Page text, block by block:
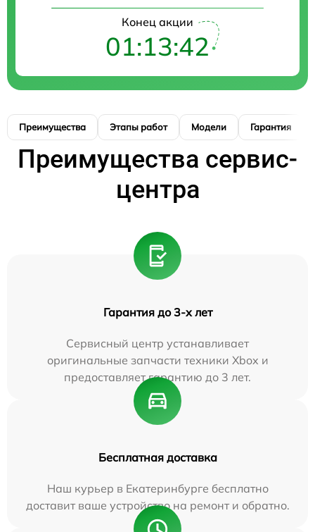
Конец акции
01:13:41
Преимущества Этапы работ Модели Гарантия
Преимущества сервис-
центра
Гарантия до 3-х лет
Сервисный центр устанавливает
оригинальные запчасти техники Xbox и
предоставляет гарантию до 3 лет.
Бесплатная доставка
Наш курьер в Екатеринбурге бесплатно
доставит ваше устройство на ремонт и обратно.